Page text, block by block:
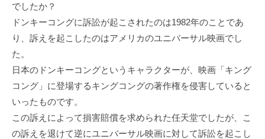
でしたか？
ドンキーコングに訴訟が起こされたのは1982年のことであ
り、訴えを起こしたのはアメリカのユニバーサル映画でし
た。
日本のドンキーコングというキャラクターが、映画「キング
コング」に登場するキングコングの著作権を侵害していると
いったものです。
この訴えによって損害賠償を求められた任天堂でしたが、こ
の訴えを退けて逆にユニバーサル映画に対して訴訟を起こし